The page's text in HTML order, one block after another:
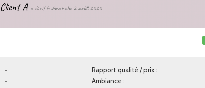
Client A a écrit le dimanche 2 août 2020
- Rapport qualité / prix :
- Ambiance :